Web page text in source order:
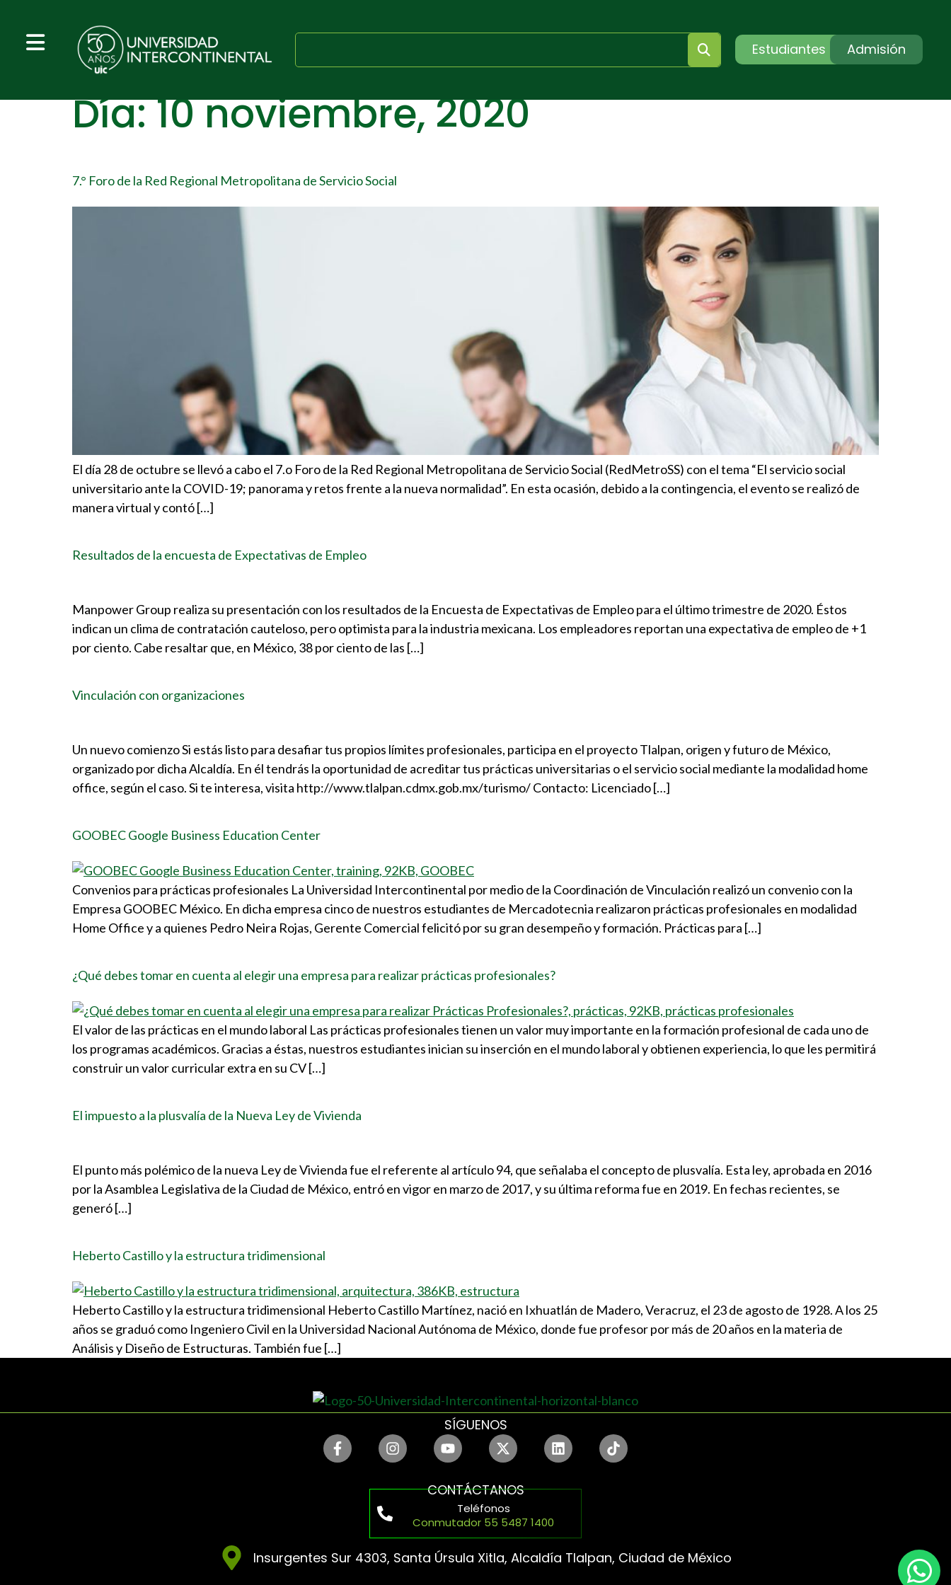
Estudiantes Admisión
Día:10 noviembre, 2020
7.° Foro de la Red Regional Metropolitana de Servicio Social
El día 28 de octubre se llevó a cabo el 7.o Foro de la Red Regional Metropolitana de Servicio Social (RedMetroSS) con el tema “El servicio social
universitario ante la COVID-19; panorama y retos frente a la nueva normalidad”. En esta ocasión, debido a la contingencia, el evento se realizó de
manera virtual y contó […]
Resultados de la encuesta de Expectativas de Empleo
Manpower Group realiza su presentación con los resultados de la Encuesta de Expectativas de Empleo para el último trimestre de 2020. Éstos
indican un clima de contratación cauteloso, pero optimista para la industria mexicana. Los empleadores reportan una expectativa de empleo de +1
por ciento. Cabe resaltar que, en México, 38 por ciento de las […]
Vinculación con organizaciones
Un nuevo comienzo Si estás listo para desafiar tus propios límites profesionales, participa en el proyecto Tlalpan, origen y futuro de México,
organizado por dicha Alcaldía. En él tendrás la oportunidad de acreditar tus prácticas universitarias o el servicio social mediante la modalidad home
office, según el caso. Si te interesa, visita http://www.tlalpan.cdmx.gob.mx/turismo/ Contacto: Licenciado […]
GOOBEC Google Business Education Center
Convenios para prácticas profesionales La Universidad Intercontinental por medio de la Coordinación de Vinculación realizó un convenio con la
Empresa GOOBEC México. En dicha empresa cinco de nuestros estudiantes de Mercadotecnia realizaron prácticas profesionales en modalidad
Home Office y a quienes Pedro Neira Rojas, Gerente Comercial felicitó por su gran desempeño y formación. Prácticas para […]
¿Qué debes tomar en cuenta al elegir una empresa para realizar prácticas profesionales?
El valor de las prácticas en el mundo laboral Las prácticas profesionales tienen un valor muy importante en la formación profesional de cada uno de
los programas académicos. Gracias a éstas, nuestros estudiantes inician su inserción en el mundo laboral y obtienen experiencia, lo que les permitirá
construir un valor curricular extra en su CV […]
El impuesto a la plusvalía de la Nueva Ley de Vivienda
El punto más polémico de la nueva Ley de Vivienda fue el referente al artículo 94, que señalaba el concepto de plusvalía. Esta ley, aprobada en 2016
por la Asamblea Legislativa de la Ciudad de México, entró en vigor en marzo de 2017, y su última reforma fue en 2019. En fechas recientes, se
generó […]
Heberto Castillo y la estructura tridimensional
Heberto Castillo y la estructura tridimensional Heberto Castillo Martínez, nació en Ixhuatlán de Madero, Veracruz, el 23 de agosto de 1928. A los 25
años se graduó como Ingeniero Civil en la Universidad Nacional Autónoma de México, donde fue profesor por más de 20 años en la materia de
Análisis y Diseño de Estructuras. También fue […]
SÍGUENOS
CONTÁCTANOS
Teléfonos
Conmutador 55 5487 1400
Insurgentes Sur 4303, Santa Úrsula Xitla, Alcaldía Tlalpan, Ciudad de México